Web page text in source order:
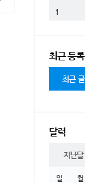
1
최근 등
최근 글
달력
지난달
일 월